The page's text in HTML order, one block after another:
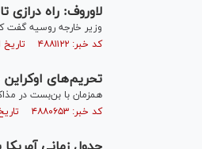
لاوروف: راه درازی
وزیر خارجه روسیه گفت
کد خبر: ۴۸۸۱۱۲۲ تاریخ انتشار : ۱۴۰۴/۱۱/۲۱
تحریم‎‌های اوکراین در ارتباط با روسیه
همزمان با بن‌بست در
کد خبر: ۴۸۸۰۶۵۳ تاریخ انتشار : ۱۴۰۴/۱۱/۱۹